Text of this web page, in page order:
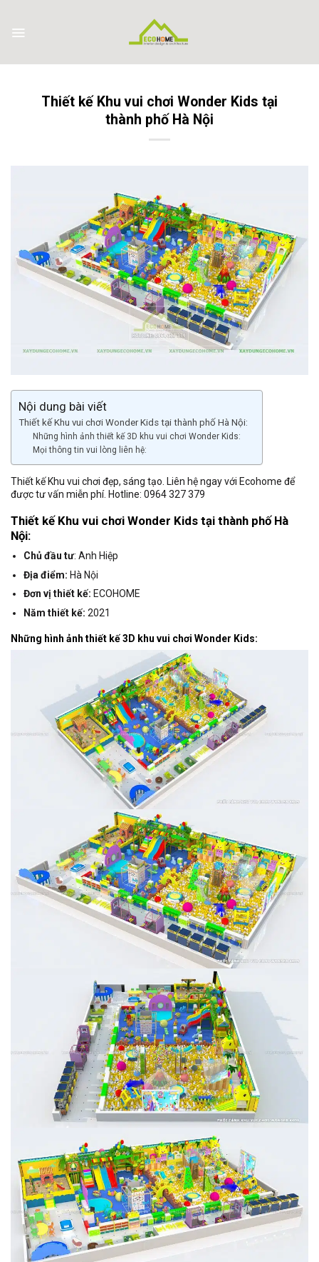
content
Thiết kế Khu vui chơi Wonder Kids tại
thành phố Hà Nội
Nội dung bài viết
Thiết kế Khu vui chơi Wonder Kids tại thành phố Hà Nội:
Những hình ảnh thiết kế 3D khu vui chơi Wonder Kids:
Mọi thông tin vui lòng liên hệ:
Thiết kế Khu vui chơi đẹp, sáng tạo. Liên hệ ngay với Ecohome để
được tư vấn miễn phí. Hotline: 0964 327 379
Thiết kế Khu vui chơi Wonder Kids tại thành phố Hà
Nội:
Chủ đầu tư: Anh Hiệp
Địa điểm: Hà Nội
Đơn vị thiết kế: ECOHOME
Năm thiết kế: 2021
Những hình ảnh thiết kế 3D khu vui chơi Wonder Kids: